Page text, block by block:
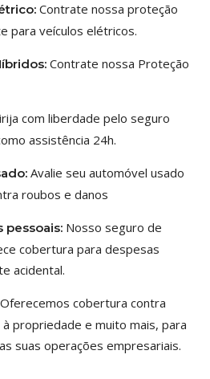
Contrate nossa proteção
para veículos elétricos.
Contrate nossa Proteção
com liberdade pelo seguro
assistência 24h.
Avalie seu automóvel usado
roubos e danos
pessoais: Nosso seguro de
cobertura para despesas
acidental.
Oferecemos cobertura contra
propriedade e muito mais, para
suas operações empresariais.